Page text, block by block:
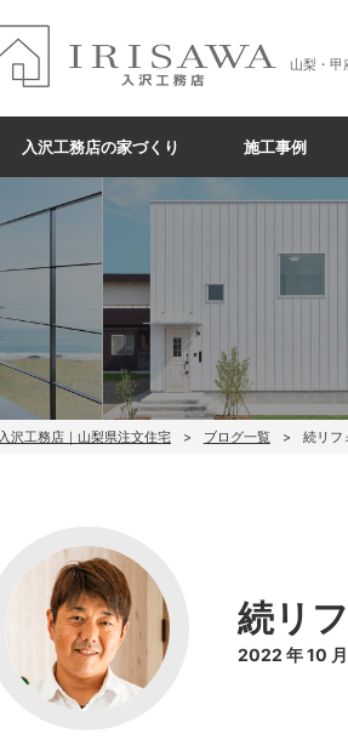
山梨・甲
入沢工務店の家づくり 施工事例
入沢工務店｜山梨県注文住宅 ブログ一覧 続リフ
続リ
2022 年 10 月